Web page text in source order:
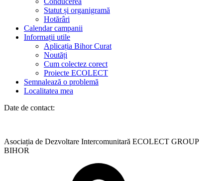
Statut și organigramă
Hotărâri
Calendar campanii
Informații utile
Aplicația Bihor Curat
Noutăți
Cum colectez corect
Proiecte ECOLECT
Semnalează o problemă
Localitatea mea
Date de contact:
Asociația de Dezvoltare Intercomunitară ECOLECT GROUP
BIHOR